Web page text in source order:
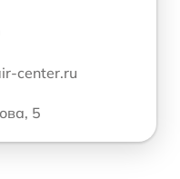
center.ru
5